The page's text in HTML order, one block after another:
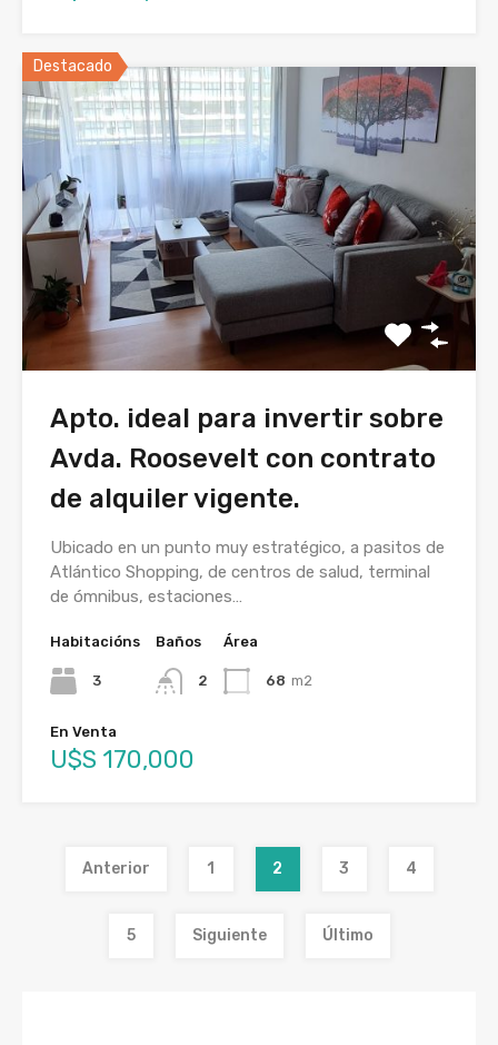
Destacado
Apto. ideal para invertir sobre
Avda. Roosevelt con contrato
de alquiler vigente.
Ubicado en un punto muy estratégico, a pasitos de
Atlántico Shopping, de centros de salud, terminal
de ómnibus, estaciones…
Habitacións
3
Baños
2
Área
68 m2
En Venta
U$S 170,000
Anterior 1 2 3 4
5 Siguiente Último